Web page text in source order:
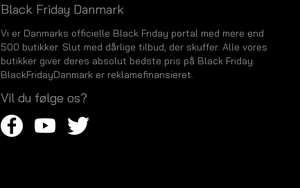
Black Friday Danmark
Vi er Danmarks officielle Black Friday portal med mere end
500 butikker. Slut med dårlige tilbud, der skuffer. Alle vores
butikker giver deres absolut bedste pris på Black Friday.
BlackFridayDanmark er reklamefinansieret.
Vil du følge os?